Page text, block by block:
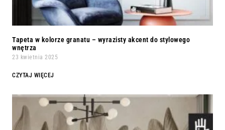
Tapeta w kolorze granatu – wyrazisty akcent do stylowego
wnętrza
23 kwietnia 2025
CZYTAJ WIĘCEJ